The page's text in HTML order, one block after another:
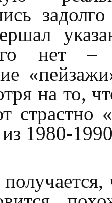
нет –
на то,
страстно
1980-